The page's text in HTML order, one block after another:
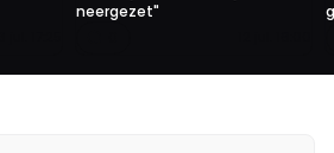
neergezet"